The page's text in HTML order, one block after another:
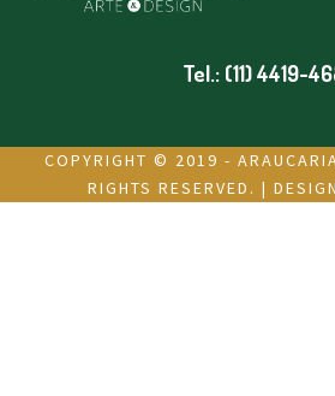
Tel.: (11) 4419-
COPYRIGHT © 2019 -
RIGHTS RESERVED. |